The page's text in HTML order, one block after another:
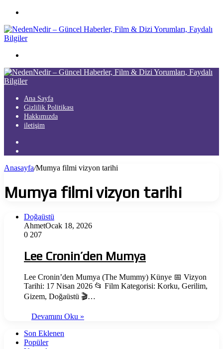
...
Ana Sayfa
Gizlilik Politikası
Hakkımızda
iletişim
...
Anasayfa/Mumya filmi vizyon tarihi
Mumya filmi vizyon tarihi
Doğaüstü
AhmetOcak 18, 2026
0 207
Lee Cronin’den Mumya
Lee Cronin’den Mumya (The Mummy) Künye 📅 Vizyon
Tarihi: 17 Nisan 2026 📂 Film Kategorisi: Korku, Gerilim,
Gizem, Doğaüstü 🎬…
Devamını Oku »
Son Eklenen
Popüler